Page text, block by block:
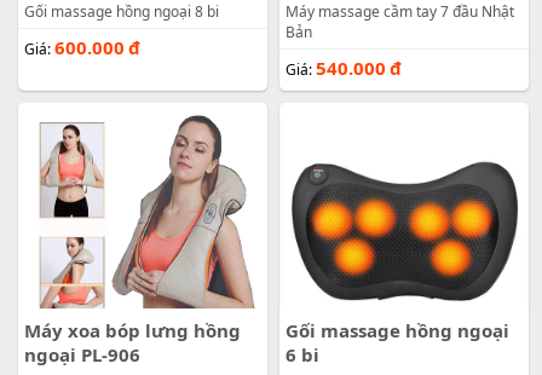
Gối massage hồng ngoại 8 bi
Giá:600.000 đ
Máy massage cầm tay 7 đầu Nhật
Bản
Giá:540.000 đ
Máy xoa bóp lưng hồng
ngoại PL-906
Gối massage hồng ngoại
6 bi